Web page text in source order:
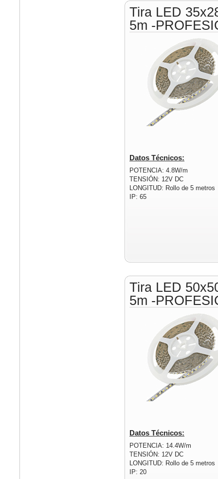
Tira LED
5m -
Datos Técnicos:
POTENCIA: 4.8W/m
TENSIÓN: 12V DC
LONGITUD: Rollo de 5 metros
IP: 65
Tira LED
5m -
Datos Técnicos:
POTENCIA: 14.4W/m
TENSIÓN: 12V DC
LONGITUD: Rollo de 5 metros
IP: 20